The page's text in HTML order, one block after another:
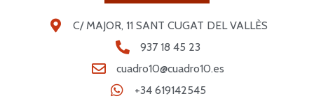
C/ MAJOR, 11 SANT CUGAT DEL VALLÈS
937 18 45 23
cuadro10@cuadro10.es
+34 619142545